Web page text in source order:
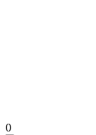
0